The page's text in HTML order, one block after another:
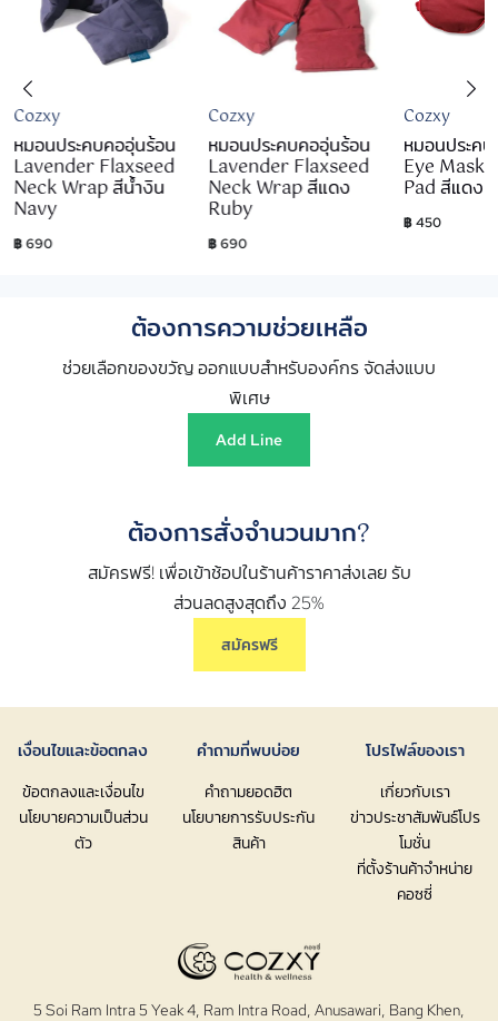
Cozxy
หมอนประคบคออุ่นร้อน
Lavender Flaxseed
Neck Wrap สีน้ำงิน
Navy
฿ 690
Cozxy
หมอนประคบคออุ่นร้อน
Lavender Flaxseed
Neck Wrap สีแดง
Ruby
฿ 690
Cozxy
หมอนประค
Eye Mask
Pad สีแดง
฿ 450
ต้องการความช่วยเหลือ
ช่วยเลือกของขวัญ ออกแบบสำหรับองค์กร จัดส่งแบบ
พิเศษ
Add Line
ต้องการสั่งจำนวนมาก?
สมัครฟรี! เพื่อเข้าช้อปในร้านค้าราคาส่งเลย รับ
ส่วนลดสูงสุดถึง 25%
สมัครฟรี
เงื่อนไขและข้อตกลง
ข้อตกลงและเงื่อนไข
นโยบายความเป็นส่วน
ตัว
คำถามที่พบบ่อย
คำถามยอดฮิต
นโยบายการรับประกัน
สินค้า
โปรไฟล์ของเรา
เกี่ยวกับเรา
ข่าวประชาสัมพันธ์โปร
โมชั่น
ที่ตั้งร้านค้าจำหน่าย
คอซซี่
5 Soi Ram Intra 5 Yeak 4, Ram Intra Road, Anusawari, Bang Khen,